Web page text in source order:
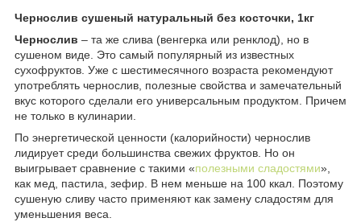
Чернослив сушеный натуральный без косточки, 1кг
Чернослив – та же слива (венгерка или ренклод), но в
сушеном виде. Это самый популярный из известных
сухофруктов. Уже с шестимесячного возраста рекомендуют
употреблять чернослив, полезные свойства и замечательный
вкус которого сделали его универсальным продуктом. Причем
не только в кулинарии.
По энергетической ценности (калорийности) чернослив
лидирует среди большинства свежих фруктов. Но он
выигрывает сравнение с такими «полезными сладостями»,
как мед, пастила, зефир. В нем меньше на 100 ккал. Поэтому
сушеную сливу часто применяют как замену сладостям для
уменьшения веса.